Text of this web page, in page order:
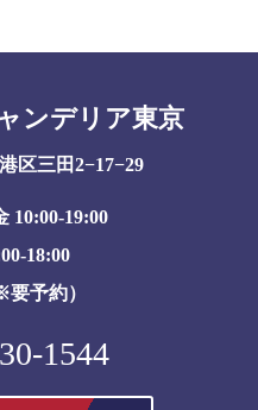
ンデリア東京
区三田2−17−29
10:00-19:00
18:00
予約）
1544